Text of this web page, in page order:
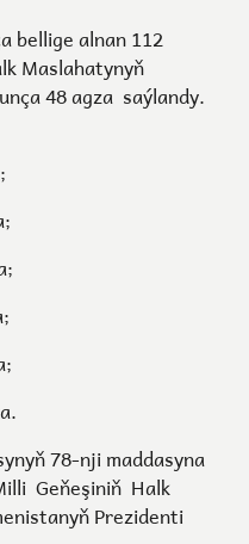
bellige alnan 112
Maslahatynyň
48 agza saýlandy.
78-nji maddasyna
Geňeşiniň Halk
Prezidenti